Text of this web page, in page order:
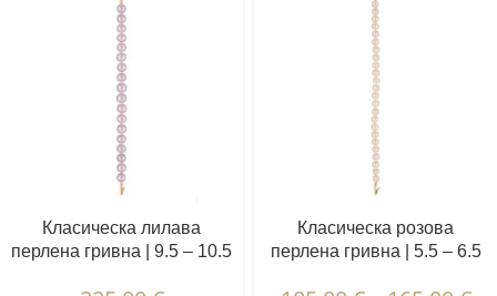
Класическа лилава
перлена гривна | 9.5 – 10.5
Класическа розова
перлена гривна | 5.5 – 6.5